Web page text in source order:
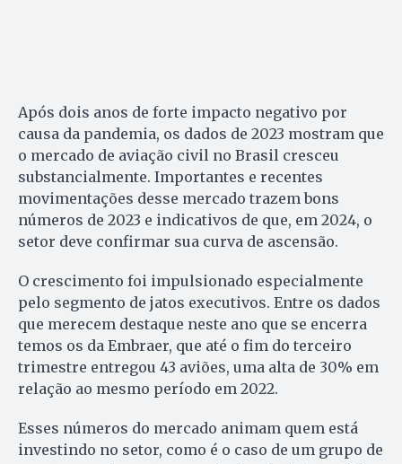
Após dois anos de forte impacto negativo por
causa da pandemia, os dados de 2023 mostram que
o mercado de aviação civil no Brasil cresceu
substancialmente. Importantes e recentes
movimentações desse mercado trazem bons
números de 2023 e indicativos de que, em 2024, o
setor deve confirmar sua curva de ascensão.
O crescimento foi impulsionado especialmente
pelo segmento de jatos executivos. Entre os dados
que merecem destaque neste ano que se encerra
temos os da Embraer, que até o fim do terceiro
trimestre entregou 43 aviões, uma alta de 30% em
relação ao mesmo período em 2022.
Esses números do mercado animam quem está
investindo no setor, como é o caso de um grupo de